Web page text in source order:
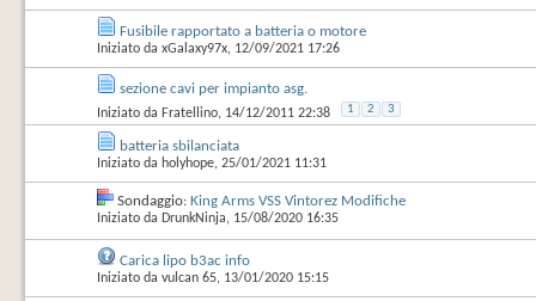
Fusibile rapportato a batteria o motore
Iniziato da xGalaxy97x‎, 12/09/2021 17:26
sezione cavi per impianto asg.
Iniziato da Fratellino‎, 14/12/2011 22:38 1 2 3
batteria sbilanciata
Iniziato da holyhope‎, 25/01/2021 11:31
Sondaggio: King Arms VSS Vintorez Modifiche
Iniziato da DrunkNinja‎, 15/08/2020 16:35
Carica lipo b3ac info
Iniziato da vulcan 65‎, 13/01/2020 15:15